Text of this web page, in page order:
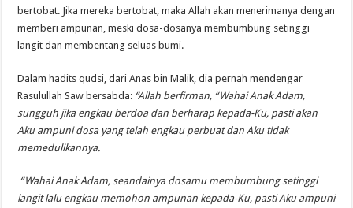
bertobat. Jika mereka bertobat, maka Allah akan menerimanya dengan
memberi ampunan, meski dosa-dosanya membumbung setinggi
langit dan membentang seluas bumi.
Dalam hadits qudsi, dari Anas bin Malik, dia pernah mendengar
Rasulullah Saw bersabda: “Allah berfirman, “Wahai Anak Adam,
sungguh jika engkau berdoa dan berharap kepada-Ku, pasti akan
Aku ampuni dosa yang telah engkau perbuat dan Aku tidak
memedulikannya.
“Wahai Anak Adam, seandainya dosamu membumbung setinggi
langit lalu engkau memohon ampunan kepada-Ku, pasti Aku ampuni